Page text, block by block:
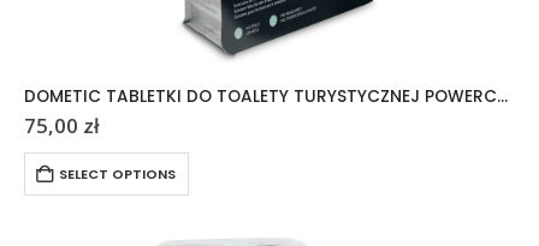
DOMETIC TABLETKI DO TOALETY TURYSTYCZNEJ POWERCARE TABS 20 SZTUK
75,00 zł
SELECT OPTIONS